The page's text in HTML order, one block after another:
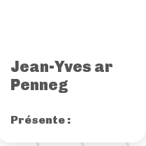
Jean-Yves ar
Penneg
Présente :